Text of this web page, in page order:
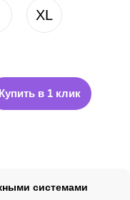
XL
Купить в 1 клик
системами